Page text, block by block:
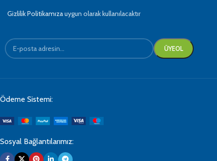
Gizlilik Politikamızauygun olarak kullanılacaktır
Ödeme Sistemi:
Sosyal Bağlantılarımız: